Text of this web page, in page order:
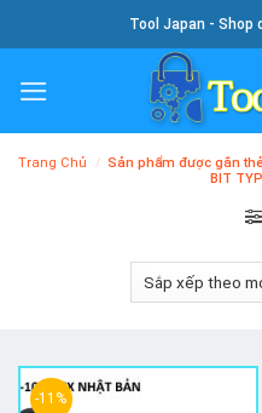
To
Content
Tool Japan - Shop
Trang Chủ / Sản phẩm được gắn thẻ
BIT
-11%